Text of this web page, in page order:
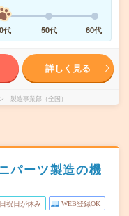
代 50代 60代
詳しく見る
製造事業部（全国）
パーツ製造の機
祝日が休み WEB登録OK